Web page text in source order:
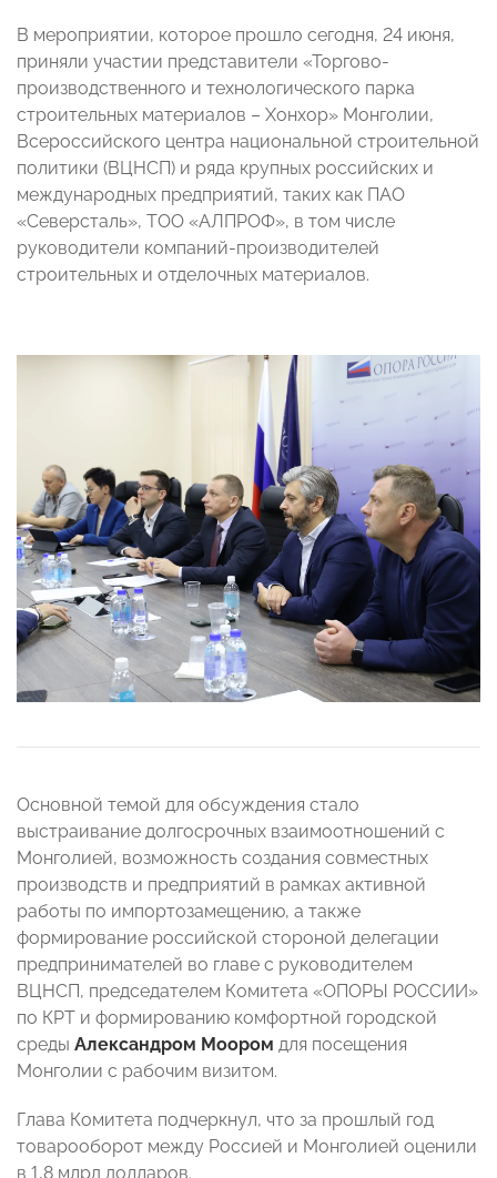
В мероприятии, которое прошло сегодня, 24 июня,
приняли участии представители «Торгово-
производственного и технологического парка
строительных материалов – Хонхор» Монголии,
Всероссийского центра национальной строительной
политики (ВЦНСП) и ряда крупных российских и
международных предприятий, таких как ПАО
«Северсталь», ТОО «АЛПРОФ», в том числе
руководители компаний-производителей
строительных и отделочных материалов.
Основной темой для обсуждения стало
выстраивание долгосрочных взаимоотношений с
Монголией, возможность создания совместных
производств и предприятий в рамках активной
работы по импортозамещению, а также
формирование российской стороной делегации
предпринимателей во главе с руководителем
ВЦНСП, председателем Комитета «ОПОРЫ РОССИИ»
по КРТ и формированию комфортной городской
среды Александром Моором для посещения
Монголии с рабочим визитом.
Глава Комитета подчеркнул, что за прошлый год
товарооборот между Россией и Монголией оценили
в 1,8 млрд долларов.